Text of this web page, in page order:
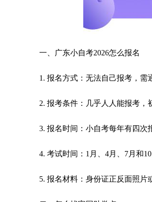
一、广东小自考2026怎么报名
1. 报名方式：无法自己报考，需
2. 报考条件：几乎人人能报考，
3. 报名时间：小自考每年有四次
4. 考试时间：1月、4月、7月和
5. 报名材料：身份证正反面照